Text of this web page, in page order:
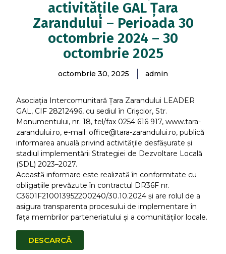
activitățile GAL Țara
Zarandului – Perioada 30
octombrie 2024 – 30
octombrie 2025
octombrie 30, 2025 admin
Asociaţia Intercomunitară Ţara Zarandului LEADER
GAL, CIF 28212496, cu sediul în Crişcior, Str.
Monumentului, nr. 18, tel/fax 0254 616 917,www.tara-
zarandului.ro, e-mail: office@tara-zarandului.ro, publică
informarea anuală privind activitățile desfășurate și
stadiul implementării Strategiei de Dezvoltare Locală
(SDL) 2023–2027.
Această informare este realizată în conformitate cu
obligațiile prevăzute în contractul DR36F nr.
C3601F210013952200240/30.10.2024 și are rolul de a
asigura transparența procesului de implementare în
fața membrilor parteneriatului și a comunităților locale.
DESCARCĂ